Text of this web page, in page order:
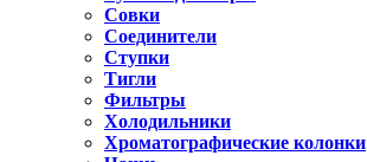
Совки
Соединители
Ступки
Тигли
Фильтры
Холодильники
Хроматографические колонки